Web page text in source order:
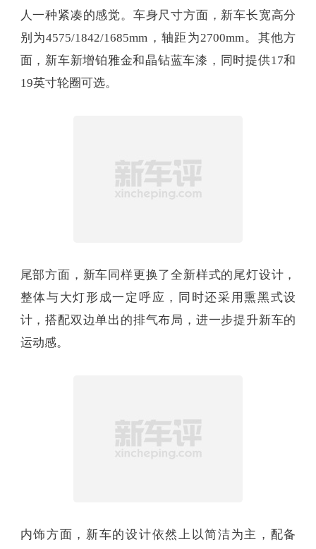
人一种紧凑的感觉。车身尺寸方面，新车长宽高分
别为4575/1842/1685mm，轴距为2700mm。其他方
面，新车新增铂雅金和晶钻蓝车漆，同时提供17和
19英寸轮圈可选。
尾部方面，新车同样更换了全新样式的尾灯设计，
整体与大灯形成一定呼应，同时还采用熏黑式设
计，搭配双边单出的排气布局，进一步提升新车的
运动感。
内饰方面，新车的设计依然上以简洁为主，配备